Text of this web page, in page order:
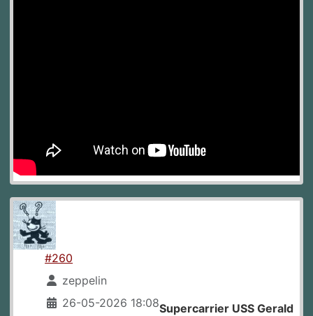
#260
zeppelin
26-05-2026 18:08Supercarrier USS Gerald